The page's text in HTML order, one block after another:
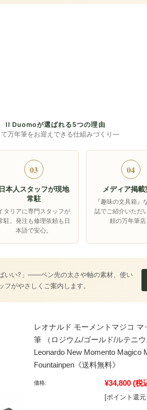
Il Duomoが選ばれる5つの理由
万年筆をお迎えできる仕組みづくり―
03
日本人スタッフが現地
常駐
タリアに専門スタッフが
駐。発注も修理依頼も日
本語で安心。
04
メディア掲載
『趣味の文具箱』
誌でご紹介いただ
頼の万年筆店
いい?」――ペン先の太さや軸の素材、使い
がやさしくご案内します。
レオナルド モーメントマジコ
筆 （ロジウム/ゴールド/ルテニウ
Leonardo New Momento Magico
Fountainpen《送料無料》
価格: ¥34,800 (税
[ポイント還